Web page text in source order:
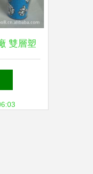
雙層塑
發供應